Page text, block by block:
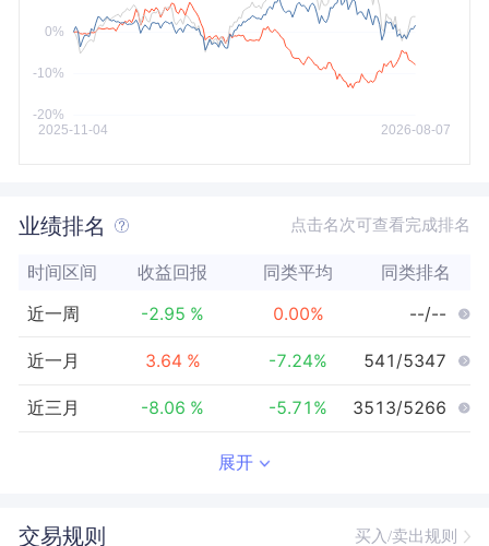
业绩排名 点击名次可查看完成排名
时间区间 收益回报 同类平均 同类排名
近一周 -2.95 % 0.00% --/--
近一月 3.64 % -7.24% 541/5347
近三月 -8.06 % -5.71 % 3513/5266
展开
交易规则 买入/卖出规则